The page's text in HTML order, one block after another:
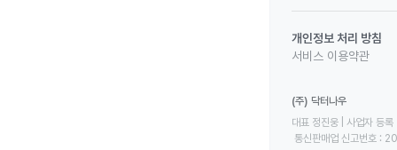
개인정보 처리 방침
서비스 이용약관
(주) 닥터나우
대표 정진웅 | 사업자
통신판매업 신고번호